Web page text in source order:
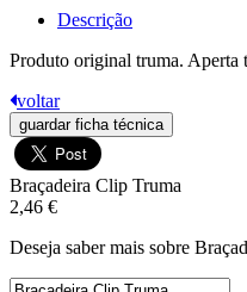
Descrição
Produto original truma. Aperta
voltar
guardar ficha técnica
Braçadeira Clip Truma
2,46 €
Deseja saber mais sobre